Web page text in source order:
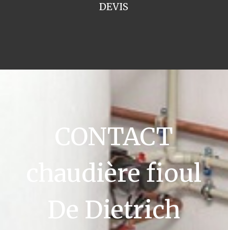
DEVIS
CONTACT
chaudière fioul
De Dietrich